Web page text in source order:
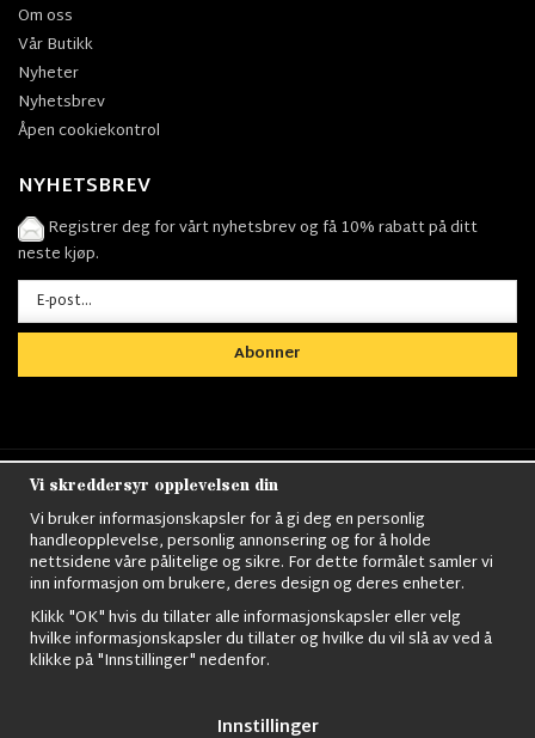
Om oss
Vår Butikk
Nyheter
Nyhetsbrev
Åpen cookiekontrol
NYHETSBREV
Registrer deg for vårt nyhetsbrev og få 10% rabatt på ditt
neste kjøp.
Abonner
Nordens största utbud av
kläder,Militärtöverskott, Militärutrustning, Ordningsvakt
utrustning,väktarkläder,Militärbyxor,Militärjackor,M65
Jackor,Bomberjackor,Militärkängor,Militära Ryggsäckar,Vintage Army
kläder,Sjömanskläder,Paracord,Gasmask,Ghillie
Vi skreddersyr opplevelsen din
Vi bruker informasjonskapsler for å gi deg en personlig
handleopplevelse, personlig annonsering og for å holde
nettsidene våre pålitelige og sikre. For dette formålet samler vi
inn informasjon om brukere, deres design og deres enheter.
Klikk "OK" hvis du tillater alle informasjonskapsler eller velg
hvilke informasjonskapsler du tillater og hvilke du vil slå av ved å
klikke på "Innstillinger" nedenfor.
Innstillinger